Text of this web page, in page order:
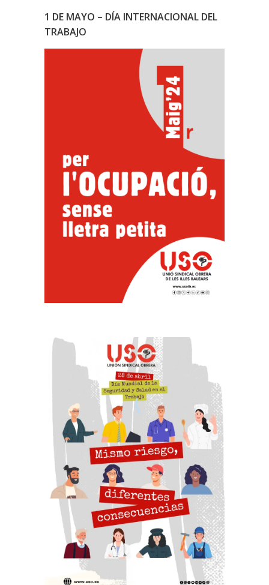
1 DE MAYO – DÍA INTERNACIONAL DEL
TRABAJO